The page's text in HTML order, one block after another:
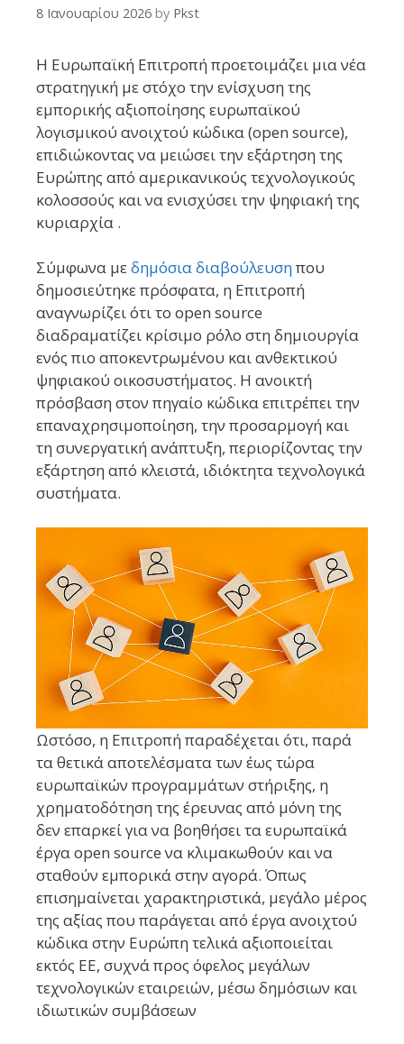
8 Ιανουαρίου 2026 by Pkst
Η Ευρωπαϊκή Επιτροπή προετοιμάζει μια νέα
στρατηγική με στόχο την ενίσχυση της
εμπορικής αξιοποίησης ευρωπαϊκού
λογισμικού ανοιχτού κώδικα (open source),
επιδιώκοντας να μειώσει την εξάρτηση της
Ευρώπης από αμερικανικούς τεχνολογικούς
κολοσσούς και να ενισχύσει την ψηφιακή της
κυριαρχία .
Σύμφωνα μεδημόσια διαβούλευσηπου
δημοσιεύτηκε πρόσφατα, η Επιτροπή
αναγνωρίζει ότι το open source
διαδραματίζει κρίσιμο ρόλο στη δημιουργία
ενός πιο αποκεντρωμένου και ανθεκτικού
ψηφιακού οικοσυστήματος. Η ανοικτή
πρόσβαση στον πηγαίο κώδικα επιτρέπει την
επαναχρησιμοποίηση, την προσαρμογή και
τη συνεργατική ανάπτυξη, περιορίζοντας την
εξάρτηση από κλειστά, ιδιόκτητα τεχνολογικά
συστήματα.
Ωστόσο, η Επιτροπή παραδέχεται ότι, παρά
τα θετικά αποτελέσματα των έως τώρα
ευρωπαϊκών προγραμμάτων στήριξης, η
χρηματοδότηση της έρευνας από μόνη της
δεν επαρκεί για να βοηθήσει τα ευρωπαϊκά
έργα open source να κλιμακωθούν και να
σταθούν εμπορικά στην αγορά. Όπως
επισημαίνεται χαρακτηριστικά, μεγάλο μέρος
της αξίας που παράγεται από έργα ανοιχτού
κώδικα στην Ευρώπη τελικά αξιοποιείται
εκτός ΕΕ, συχνά προς όφελος μεγάλων
τεχνολογικών εταιρειών, μέσω δημόσιων και
ιδιωτικών συμβάσεων